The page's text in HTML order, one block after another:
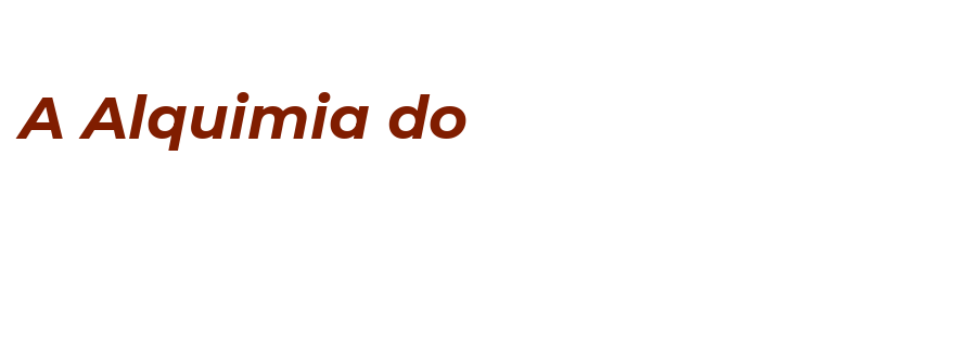
A Alquimia do